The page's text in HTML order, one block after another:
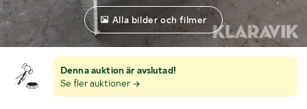
Denna auktion är avslutad!
Se fler auktioner
Alla bilder och filmer